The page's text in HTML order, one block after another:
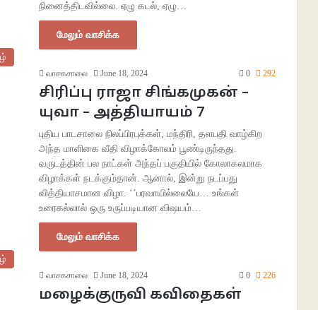
நினைத்திடவில்லை. ஏழு கடல், ஏழு…
மேலும் வாசிக்க
வாசகசாலை June 18, 2024 0 292
சிரிப்பு ராஜா சிங்கமுகன் –
யுவா – அத்தியாயம் 7
புதிய பாடசாலை நிலப்பிரபுக்கள், மந்திரி, தளபதி வாழ்கிற
அந்த மாளிகை வீதி விழாக்கோலம் பூண்டிருந்தது.
வருடத்தின் பல நாட்கள் அந்தப் பகுதியில் கோலாகலமாக
விழாக்கள் நடக்கும்தான். ஆனால், இன்று நடப்பது
வித்தியாசமான விழா. ‘’பரவாயில்லையே… உங்கள்
உரைகல்லால் ஒரு உருப்படியான விஷயம்…
மேலும் வாசிக்க
வாசகசாலை June 18, 2024 0 226
மழைக்குருவி கவிதைகள்